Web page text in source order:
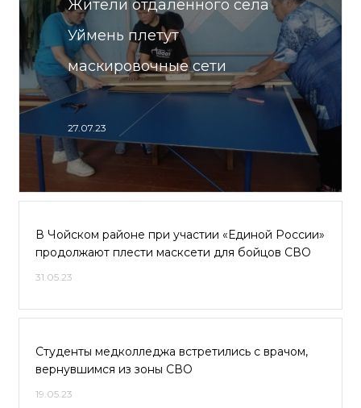
Жители отдалённого села
Уймень плетут
маскировочные сети
27.07.23
В Чойском районе при участии «Единой России»
продолжают плести масксети для бойцов СВО
31.05.23
Студенты медколледжа встретились с врачом,
вернувшимся из зоны СВО
19.05.23